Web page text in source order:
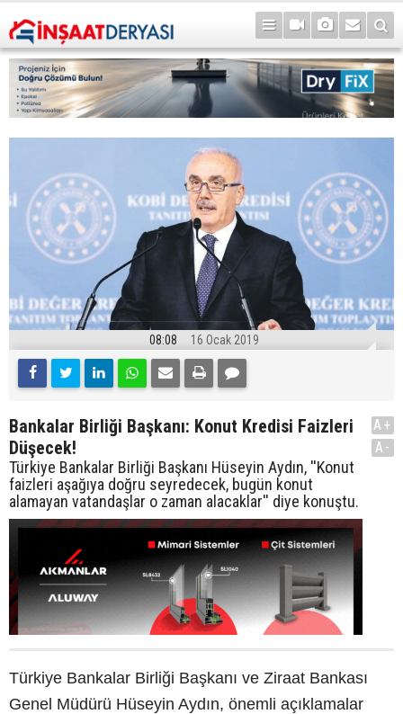
08:08 16 Ocak 2019
Bankalar Birliği Başkanı: Konut Kredisi Faizleri
Düşecek!
Türkiye Bankalar Birliği Başkanı Hüseyin Aydın, ''Konut
faizleri aşağıya doğru seyredecek, bugün konut
alamayan vatandaşlar o zaman alacaklar'' diye konuştu.
A+
A-
Türkiye Bankalar Birliği Başkanı ve Ziraat Bankası
Genel Müdürü Hüseyin Aydın, önemli açıklamalar